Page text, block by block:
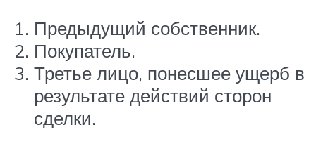
Предыдущий собственник.
Покупатель.
Третье лицо, понесшее ущерб в
результате действий сторон
сделки.